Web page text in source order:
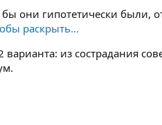
они гипотетически были,
раскрыть...
варианта: из сострадания